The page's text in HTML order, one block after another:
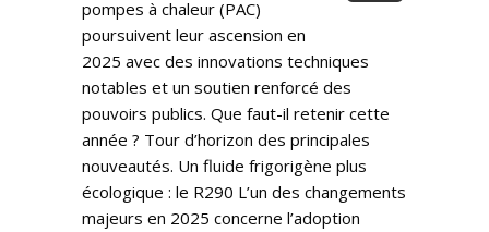
pompes à chaleur (PAC)
poursuivent leur ascension en
2025 avec des innovations techniques
notables et un soutien renforcé des
pouvoirs publics. Que faut-il retenir cette
année ? Tour d’horizon des principales
nouveautés. Un fluide frigorigène plus
écologique : le R290 L’un des changements
majeurs en 2025 concerne l’adoption